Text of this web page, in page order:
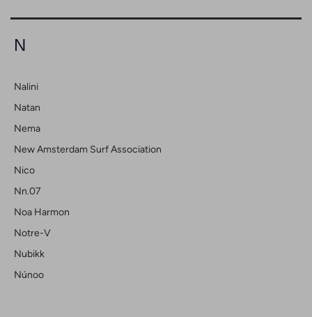
N
Nalini
Natan
Nema
New Amsterdam Surf Association
Nico
Nn.07
Noa Harmon
Notre-V
Nubikk
Núnoo